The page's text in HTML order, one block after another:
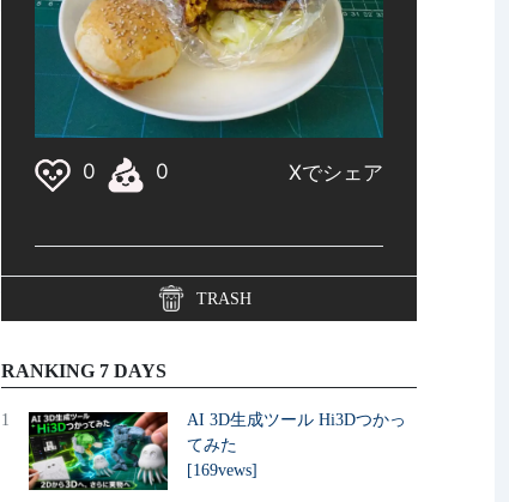
TRASH
RANKING 7 DAYS
1
AI 3D生成ツール Hi3Dつかっ
てみた
[169vews]